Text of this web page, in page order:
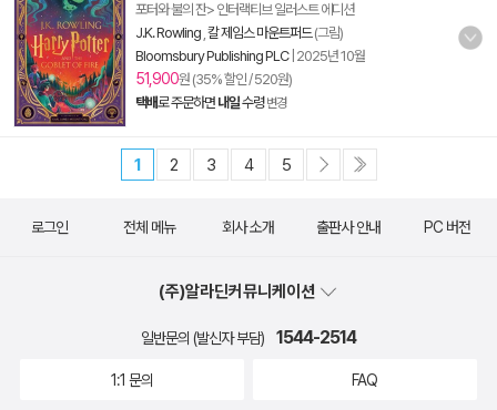
포터와 불의 잔> 인터랙티브 일러스트 에디션
J.K. Rowling 칼 제임스 마운트퍼드(그림)
Bloomsbury Publishing PLC| 2025년 10월
51,900원 (35% 할인 / 520원)
택배로 주문하면 내일수령 변경
1 2 3 4 5
로그인 전체 메뉴 회사 소개 출판사 안내 PC 버전
(주)알라딘커뮤니케이션
일반문의 (발신자 부담) 1544-2514
1:1 문의 FAQ